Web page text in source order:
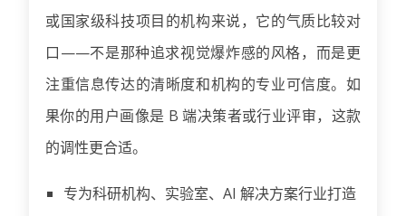
或国家级科技项目的机构来说，它的气质比较对
口——不是那种追求视觉爆炸感的风格，而是更
注重信息传达的清晰度和机构的专业可信度。如
果你的用户画像是 B 端决策者或行业评审，这款
的调性更合适。
专为科研机构、实验室、AI 解决方案行业打造